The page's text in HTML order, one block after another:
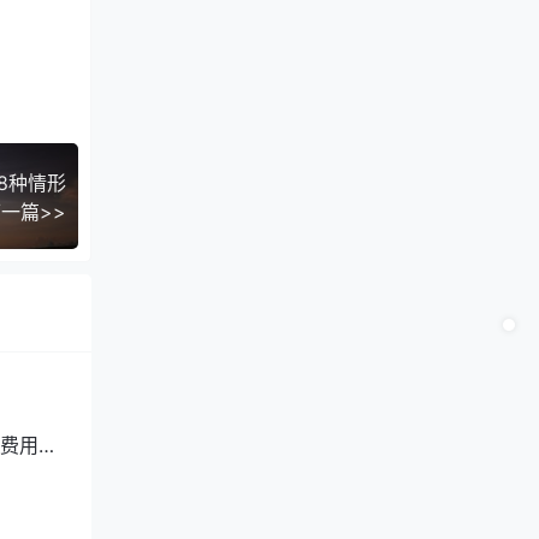
种情形
篇>>
用进